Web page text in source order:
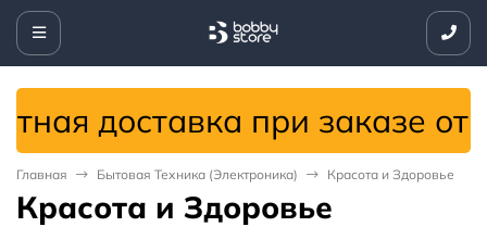
доставка при заказе от
Главная Бытовая Техника (Электроника) Красота и Здоровье
Красота и Здоровье